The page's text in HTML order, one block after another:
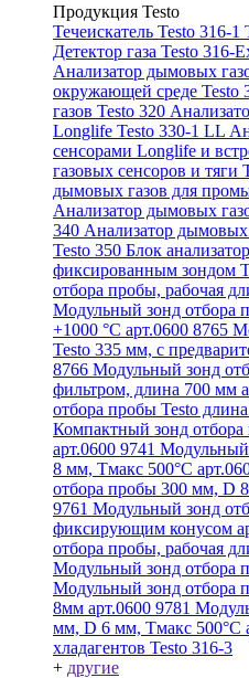
Продукция Testo
Течеискатель Testo 316-1
Детектор газа Testo 316-
Анализатор дымовых
окружающей среде Testo
газов Testo 320
Longlife Testo 330-1 LL
сенсорами Longlife и
газовых сенсоров и тяги
дымовых газов для
Анализатор дымовых
340 Анализатор
Testo 350 Блок
фиксированным зондом
отбора пробы, рабочая
Модульный зонд отбора
+1000 °С арт.0600 8765
Testo 335 мм, с
8766 Модульный зонд
фильтром, длина 700 мм
отбора пробы Testo
Компактный зонд
арт.0600 9741 Модульный
8 мм, Tмакс 500°С
отбора пробы 300 мм, D
9761 Модульный зонд
фиксирующим конусом
отбора пробы, рабочая
Модульный зонд отбора
Модульный зонд отбора
8мм арт.0600 9781
мм, D 6 мм, Tмакс 500°С
хладагентов Testo 316-3
+ другие